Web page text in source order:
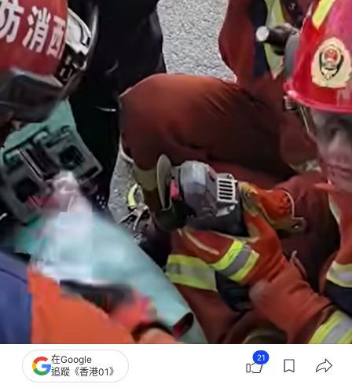
消防員趕至後，為免引發大出血及二次傷害，小心翼翼地用液壓剪破拆車座，才得
在Google
追蹤《香港01》
21